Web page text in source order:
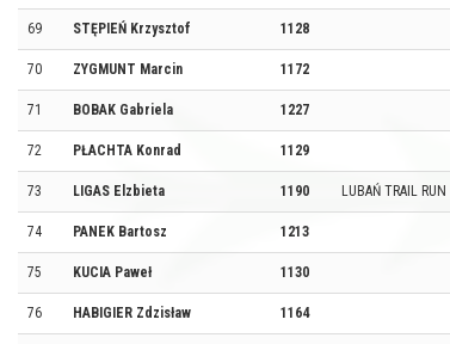
69 STĘPIEŃ Krzysztof 1128
70 ZYGMUNT Marcin 1172
71 BOBAK Gabriela 1227
72 PŁACHTA Konrad 1129
73 LIGAS Elzbieta 1190 LUBAŃ TRAIL RUN
74 PANEK Bartosz 1213
75 KUCIA Paweł 1130
76 HABIGIER Zdzisław 1164